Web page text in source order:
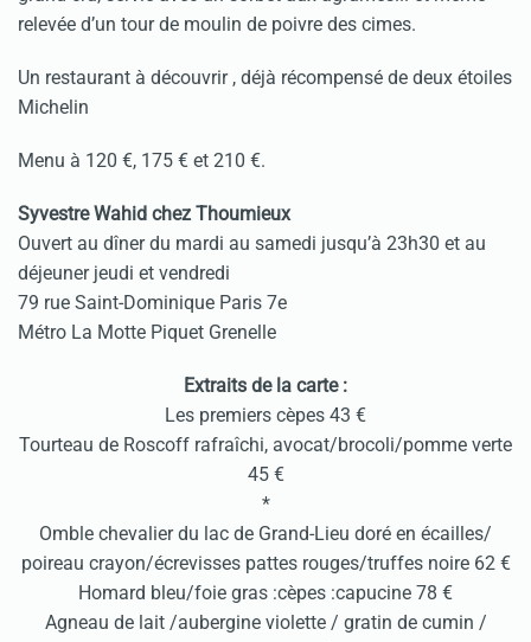
relevée d’un tour de moulin de poivre des cimes.
Un restaurant à découvrir , déjà récompensé de deux étoiles
Michelin
Menu à 120 €, 175 € et 210 €.
Syvestre Wahid chez Thoumieux
Ouvert au dîner du mardi au samedi jusqu’à 23h30 et au
déjeuner jeudi et vendredi
79 rue Saint-Dominique Paris 7e
Métro La Motte Piquet Grenelle
Extraits de la carte :
Les premiers cèpes 43 €
Tourteau de Roscoff rafraîchi, avocat/brocoli/pomme verte
45 €
*
Omble chevalier du lac de Grand-Lieu doré en écailles/
poireau crayon/écrevisses pattes rouges/truffes noire 62 €
Homard bleu/foie gras :cèpes :capucine 78 €
Agneau de lait /aubergine violette / gratin de cumin /